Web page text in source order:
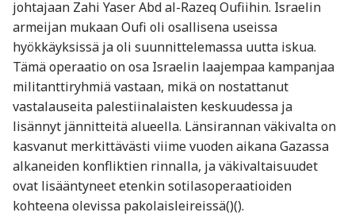
johtajaan Zahi Yaser Abd al-Razeq Oufiihin. Israelin
armeijan mukaan Oufi oli osallisena useissa
hyökkäyksissä ja oli suunnittelemassa uutta iskua.
Tämä operaatio on osa Israelin laajempaa kampanjaa
militanttiryhmiä vastaan, mikä on nostattanut
vastalauseita palestiinalaisten keskuudessa ja
lisännyt jännitteitä alueella. Länsirannan väkivalta on
kasvanut merkittävästi viime vuoden aikana Gazassa
alkaneiden konfliktien rinnalla, ja väkivaltaisuudet
ovat lisääntyneet etenkin sotilasoperaatioiden
kohteena olevissa pakolaisleireissä​()​().